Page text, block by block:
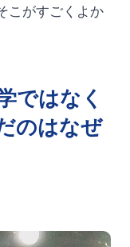
こがすごくよか
ではなく
のはなぜ